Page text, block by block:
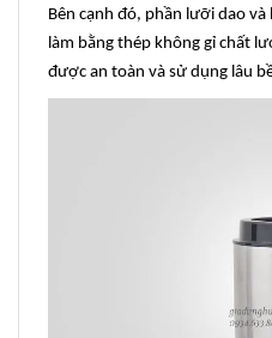
Bên cạnh đó, phần lưỡi dao
làm bằng thép không gỉ chất
được an toàn và sử dụng lâu